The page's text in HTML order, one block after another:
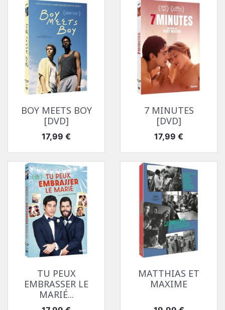
BOY MEETS BOY
[DVD]
Prix
17,99 €
7 MINUTES
[DVD]
Prix
17,99 €
TU PEUX
EMBRASSER LE
MARIÉ...
MATTHIAS ET
MAXIME